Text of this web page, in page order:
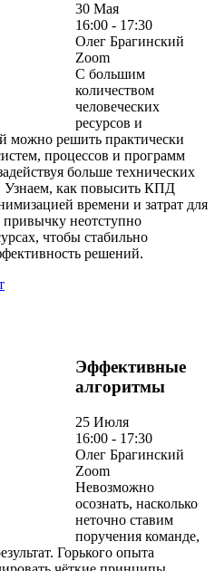
30 Мая
16:00 - 17:30
Олег Брагинский
Zoom
С большим
количеством
человеческих
ресурсов и
можно решить практически
процессов и программ
больше технических
Узнаем, как повысить КПД
времени и затрат для
привычку неотступно
чтобы стабильно
решений.
Эффективные
алгоритмы
25 Июля
16:00 - 17:30
Олег Брагинский
Zoom
Невозможно
осознать, насколько
неточно ставим
поручения команде,
Горького опыта